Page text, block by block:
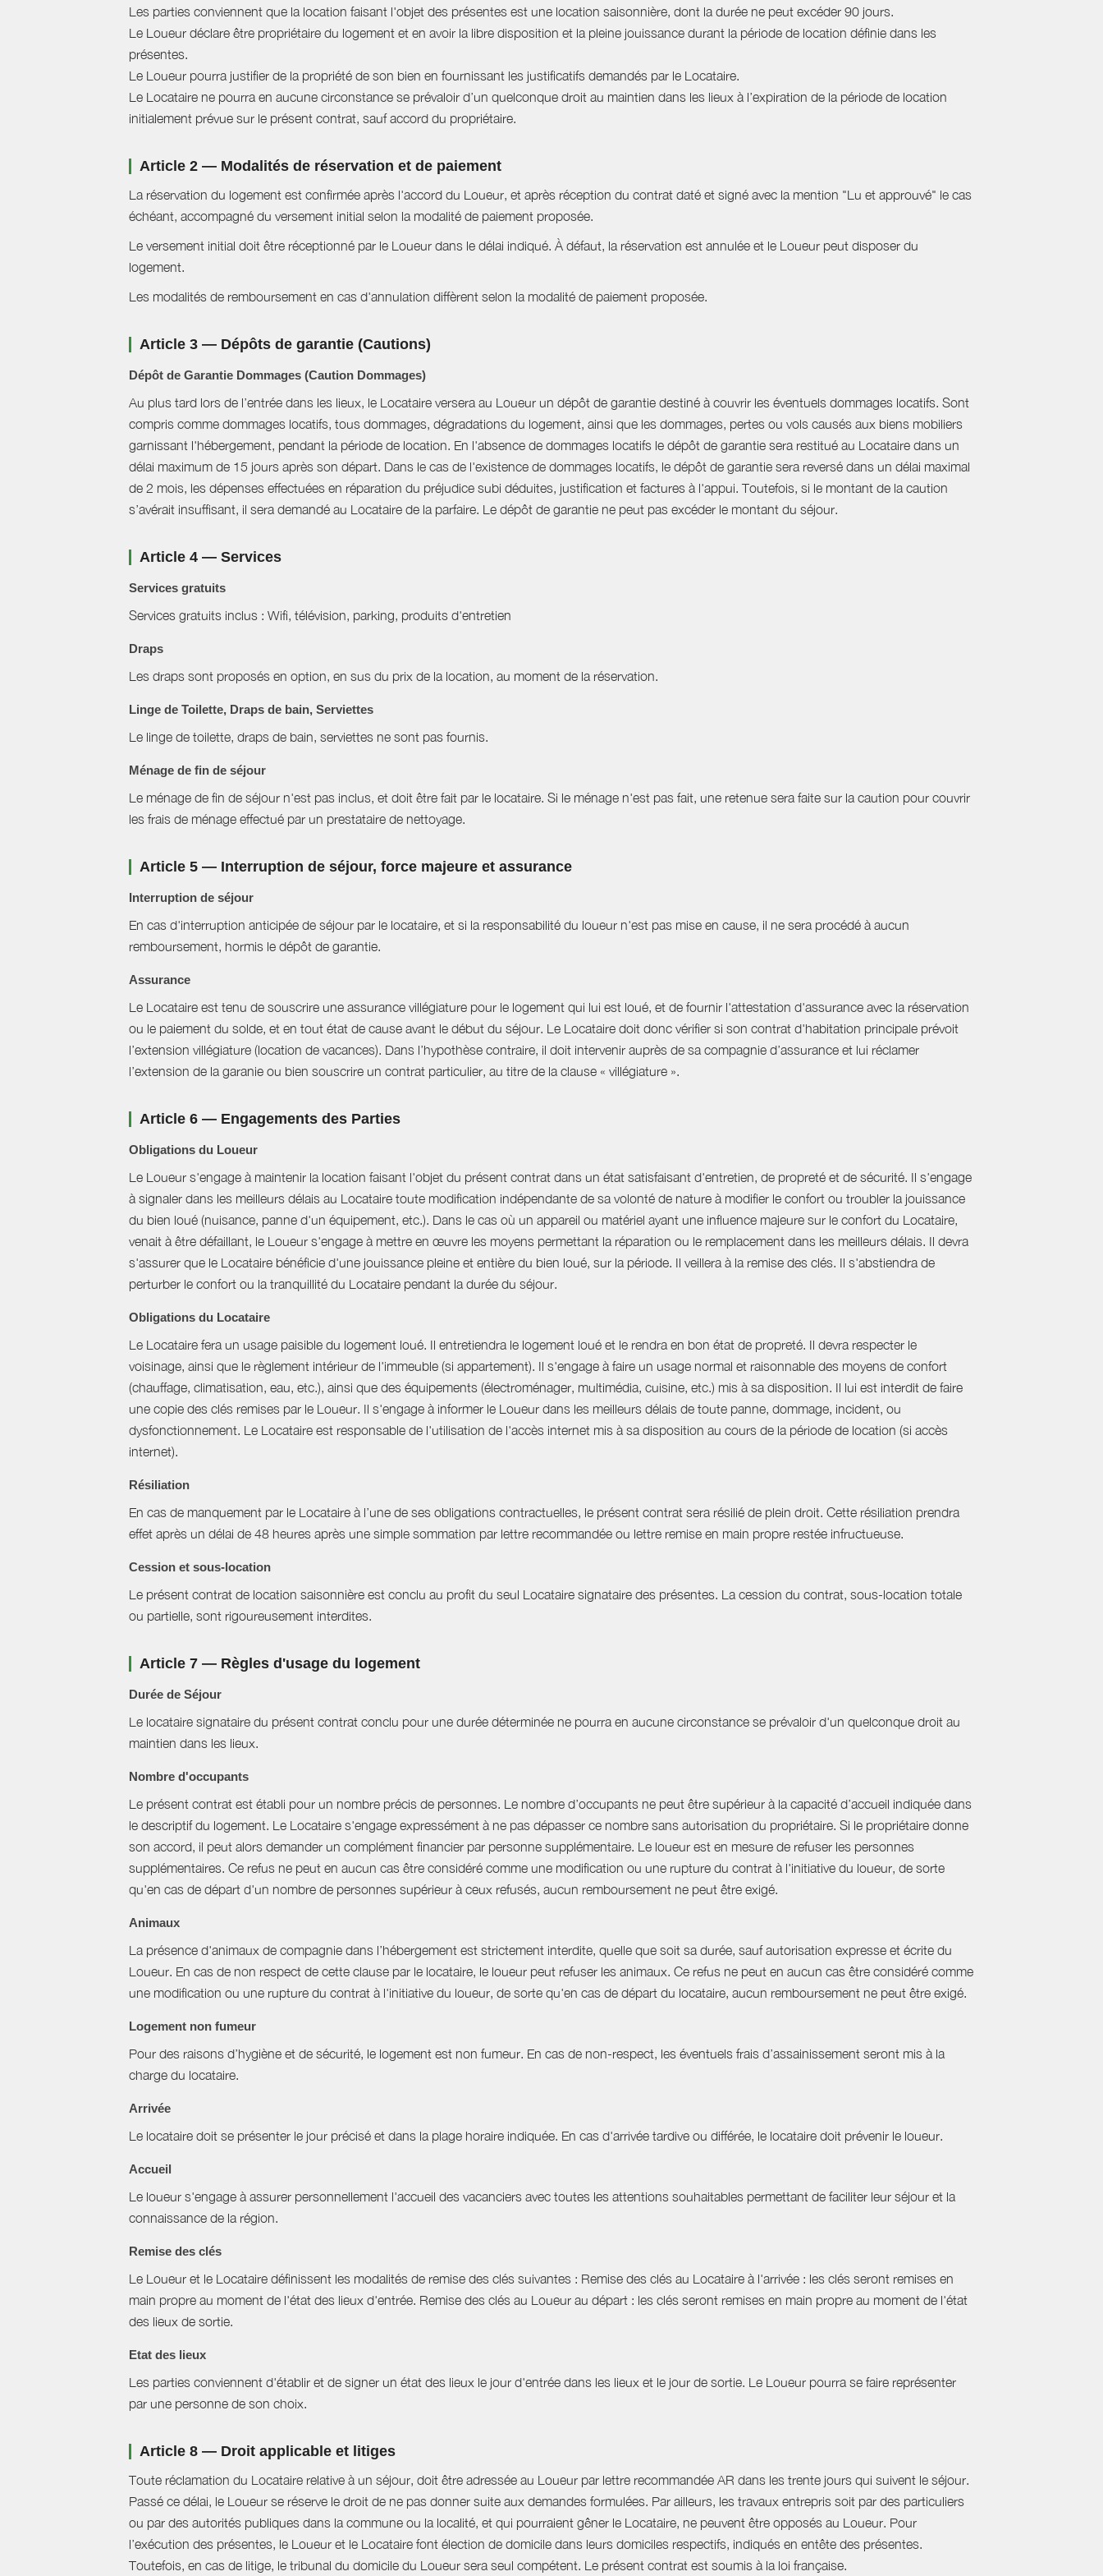
Les parties conviennent que la location faisant l'objet des présentes est une location saisonnière, dont la durée ne peut excéder 90 jours.
Le Loueur déclare être propriétaire du logement et en avoir la libre disposition et la pleine jouissance durant la période de location définie dans les
présentes.
Le Loueur pourra justifier de la propriété de son bien en fournissant les justificatifs demandés par le Locataire.
Le Locataire ne pourra en aucune circonstance se prévaloir d’un quelconque droit au maintien dans les lieux à l’expiration de la période de location
initialement prévue sur le présent contrat, sauf accord du propriétaire.
Article 2 — Modalités de réservation et de paiement
La réservation du logement est confirmée après l'accord du Loueur, et après réception du contrat daté et signé avec la mention "Lu et approuvé" le cas
échéant, accompagné du versement initial selon la modalité de paiement proposée.
Le versement initial doit être réceptionné par le Loueur dans le délai indiqué. À défaut, la réservation est annulée et le Loueur peut disposer du
logement.
Les modalités de remboursement en cas d'annulation diffèrent selon la modalité de paiement proposée.
Article 3 — Dépôts de garantie (Cautions)
Dépôt de Garantie Dommages (Caution Dommages)
Au plus tard lors de l’entrée dans les lieux, le Locataire versera au Loueur un dépôt de garantie destiné à couvrir les éventuels dommages locatifs. Sont
compris comme dommages locatifs, tous dommages, dégradations du logement, ainsi que les dommages, pertes ou vols causés aux biens mobiliers
garnissant l'hébergement, pendant la période de location. En l'absence de dommages locatifs le dépôt de garantie sera restitué au Locataire dans un
délai maximum de 15 jours après son départ. Dans le cas de l'existence de dommages locatifs, le dépôt de garantie sera reversé dans un délai maximal
de 2 mois, les dépenses effectuées en réparation du préjudice subi déduites, justification et factures à l'appui. Toutefois, si le montant de la caution
s’avérait insuffisant, il sera demandé au Locataire de la parfaire. Le dépôt de garantie ne peut pas excéder le montant du séjour.
Article 4 — Services
Services gratuits
Services gratuits inclus : Wifi, télévision, parking, produits d'entretien
Draps
Les draps sont proposés en option, en sus du prix de la location, au moment de la réservation.
Linge de Toilette, Draps de bain, Serviettes
Le linge de toilette, draps de bain, serviettes ne sont pas fournis.
Ménage de fin de séjour
Le ménage de fin de séjour n'est pas inclus, et doit être fait par le locataire. Si le ménage n'est pas fait, une retenue sera faite sur la caution pour couvrir
les frais de ménage effectué par un prestataire de nettoyage.
Article 5 — Interruption de séjour, force majeure et assurance
Interruption de séjour
En cas d'interruption anticipée de séjour par le locataire, et si la responsabilité du loueur n'est pas mise en cause, il ne sera procédé à aucun
remboursement, hormis le dépôt de garantie.
Assurance
Le Locataire est tenu de souscrire une assurance villégiature pour le logement qui lui est loué, et de fournir l'attestation d'assurance avec la réservation
ou le paiement du solde, et en tout état de cause avant le début du séjour. Le Locataire doit donc vérifier si son contrat d'habitation principale prévoit
l’extension villégiature (location de vacances). Dans l’hypothèse contraire, il doit intervenir auprès de sa compagnie d’assurance et lui réclamer
l’extension de la garanie ou bien souscrire un contrat particulier, au titre de la clause « villégiature ».
Article 6 — Engagements des Parties
Obligations du Loueur
Le Loueur s'engage à maintenir la location faisant l'objet du présent contrat dans un état satisfaisant d'entretien, de propreté et de sécurité. Il s'engage
à signaler dans les meilleurs délais au Locataire toute modification indépendante de sa volonté de nature à modifier le confort ou troubler la jouissance
du bien loué (nuisance, panne d'un équipement, etc.). Dans le cas où un appareil ou matériel ayant une influence majeure sur le confort du Locataire,
venait à être défaillant, le Loueur s'engage à mettre en œuvre les moyens permettant la réparation ou le remplacement dans les meilleurs délais. Il devra
s'assurer que le Locataire bénéficie d'une jouissance pleine et entière du bien loué, sur la période. Il veillera à la remise des clés. Il s'abstiendra de
perturber le confort ou la tranquillité du Locataire pendant la durée du séjour.
Obligations du Locataire
Le Locataire fera un usage paisible du logement loué. Il entretiendra le logement loué et le rendra en bon état de propreté. Il devra respecter le
voisinage, ainsi que le règlement intérieur de l'immeuble (si appartement). Il s'engage à faire un usage normal et raisonnable des moyens de confort
(chauffage, climatisation, eau, etc.), ainsi que des équipements (électroménager, multimédia, cuisine, etc.) mis à sa disposition. Il lui est interdit de faire
une copie des clés remises par le Loueur. Il s'engage à informer le Loueur dans les meilleurs délais de toute panne, dommage, incident, ou
dysfonctionnement. Le Locataire est responsable de l'utilisation de l'accès internet mis à sa disposition au cours de la période de location (si accès
internet).
Résiliation
En cas de manquement par le Locataire à l’une de ses obligations contractuelles, le présent contrat sera résilié de plein droit. Cette résiliation prendra
effet après un délai de 48 heures après une simple sommation par lettre recommandée ou lettre remise en main propre restée infructueuse.
Cession et sous-location
Le présent contrat de location saisonnière est conclu au profit du seul Locataire signataire des présentes. La cession du contrat, sous-location totale
ou partielle, sont rigoureusement interdites.
Article 7 — Règles d'usage du logement
Durée de Séjour
Le locataire signataire du présent contrat conclu pour une durée déterminée ne pourra en aucune circonstance se prévaloir d'un quelconque droit au
maintien dans les lieux.
Nombre d'occupants
Le présent contrat est établi pour un nombre précis de personnes. Le nombre d’occupants ne peut être supérieur à la capacité d’accueil indiquée dans
le descriptif du logement. Le Locataire s'engage expressément à ne pas dépasser ce nombre sans autorisation du propriétaire. Si le propriétaire donne
son accord, il peut alors demander un complément financier par personne supplémentaire. Le loueur est en mesure de refuser les personnes
supplémentaires. Ce refus ne peut en aucun cas être considéré comme une modification ou une rupture du contrat à l'initiative du loueur, de sorte
qu'en cas de départ d'un nombre de personnes supérieur à ceux refusés, aucun remboursement ne peut être exigé.
Animaux
La présence d'animaux de compagnie dans l’hébergement est strictement interdite, quelle que soit sa durée, sauf autorisation expresse et écrite du
Loueur. En cas de non respect de cette clause par le locataire, le loueur peut refuser les animaux. Ce refus ne peut en aucun cas être considéré comme
une modification ou une rupture du contrat à l'initiative du loueur, de sorte qu'en cas de départ du locataire, aucun remboursement ne peut être exigé.
Logement non fumeur
Pour des raisons d’hygiène et de sécurité, le logement est non fumeur. En cas de non-respect, les éventuels frais d’assainissement seront mis à la
charge du locataire.
Arrivée
Le locataire doit se présenter le jour précisé et dans la plage horaire indiquée. En cas d'arrivée tardive ou différée, le locataire doit prévenir le loueur.
Accueil
Le loueur s'engage à assurer personnellement l'accueil des vacanciers avec toutes les attentions souhaitables permettant de faciliter leur séjour et la
connaissance de la région.
Remise des clés
Le Loueur et le Locataire définissent les modalités de remise des clés suivantes : Remise des clés au Locataire à l'arrivée : les clés seront remises en
main propre au moment de l'état des lieux d'entrée. Remise des clés au Loueur au départ : les clés seront remises en main propre au moment de l'état
des lieux de sortie.
Etat des lieux
Les parties conviennent d'établir et de signer un état des lieux le jour d'entrée dans les lieux et le jour de sortie. Le Loueur pourra se faire représenter
par une personne de son choix.
Article 8 — Droit applicable et litiges
Toute réclamation du Locataire relative à un séjour, doit être adressée au Loueur par lettre recommandée AR dans les trente jours qui suivent le séjour.
Passé ce délai, le Loueur se réserve le droit de ne pas donner suite aux demandes formulées. Par ailleurs, les travaux entrepris soit par des particuliers
ou par des autorités publiques dans la commune ou la localité, et qui pourraient gêner le Locataire, ne peuvent être opposés au Loueur. Pour
l’exécution des présentes, le Loueur et le Locataire font élection de domicile dans leurs domiciles respectifs, indiqués en entête des présentes.
Toutefois, en cas de litige, le tribunal du domicile du Loueur sera seul compétent. Le présent contrat est soumis à la loi française.